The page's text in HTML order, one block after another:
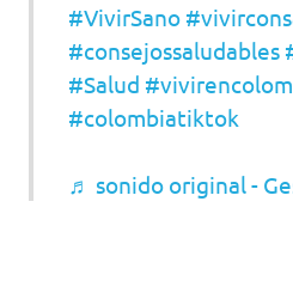
#VivirSano
#consejossaludables
#Salud
#colombiatiktok
♬ sonido original -